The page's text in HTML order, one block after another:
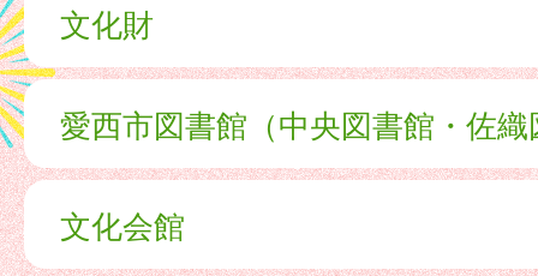
文化財
愛西市図書館（中央図書館・佐
文化会館